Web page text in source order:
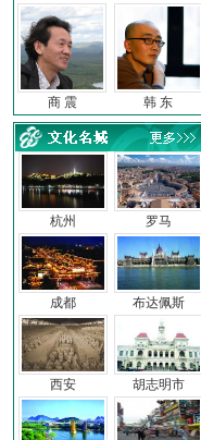
商 震 韩 东
杭州
成都
西安
罗马
布达佩斯
胡志明市